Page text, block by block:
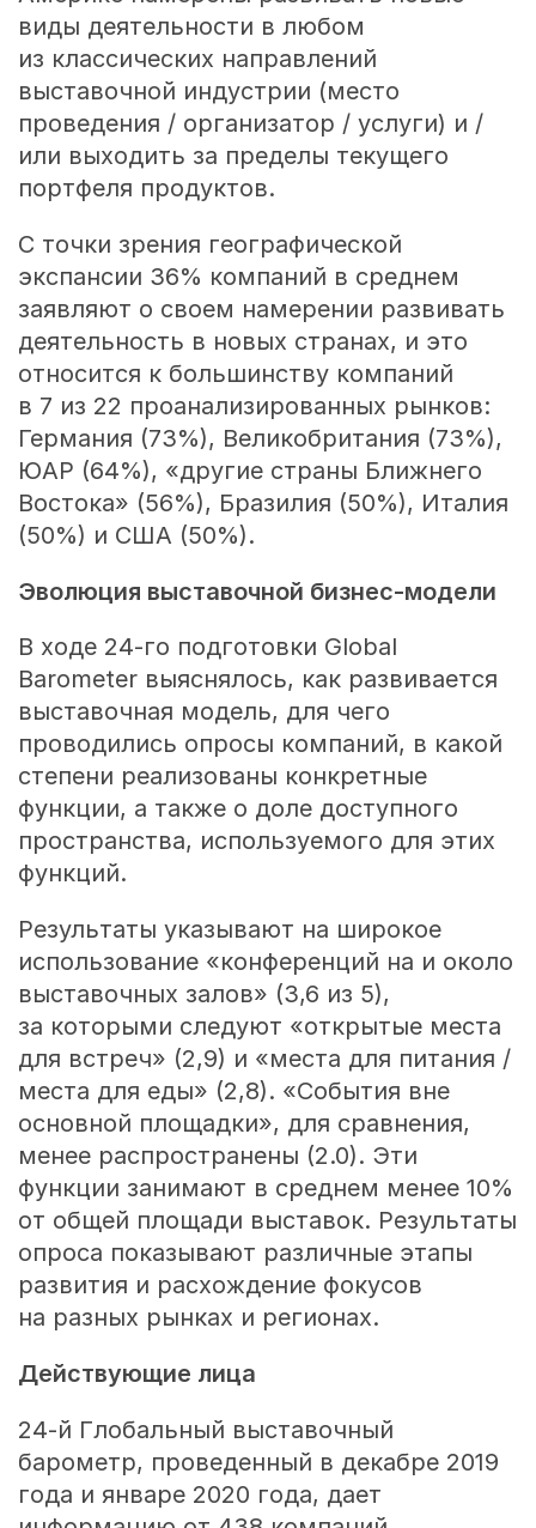
виды деятельности в любом
из классических направлений
выставочной индустрии (место
проведения / организатор / услуги) и /
или выходить за пределы текущего
портфеля продуктов.
С точки зрения географической
экспансии 36% компаний в среднем
заявляют о своем намерении развивать
деятельность в новых странах, и это
относится к большинству компаний
в 7 из 22 проанализированных рынков:
Германия (73%), Великобритания (73%),
ЮАР (64%), «другие страны Ближнего
Востока» (56%), Бразилия (50%), Италия
(50%) и США (50%).
Эволюция выставочной бизнес-модели
В ходе 24-го подготовки Global
Barometer выяснялось, как развивается
выставочная модель, для чего
проводились опросы компаний, в какой
степени реализованы конкретные
функции, а также о доле доступного
пространства, используемого для этих
функций.
Результаты указывают на широкое
использование «конференций на и около
выставочных залов» (3,6 из 5),
за которыми следуют «открытые места
для встреч» (2,9) и «места для питания /
места для еды» (2,8). «События вне
основной площадки», для сравнения,
менее распространены (2.0). Эти
функции занимают в среднем менее 10%
от общей площади выставок. Результаты
опроса показывают различные этапы
развития и расхождение фокусов
на разных рынках и регионах.
Действующие лица
24-й Глобальный выставочный
барометр, проведенный в декабре 2019
года и январе 2020 года, дает